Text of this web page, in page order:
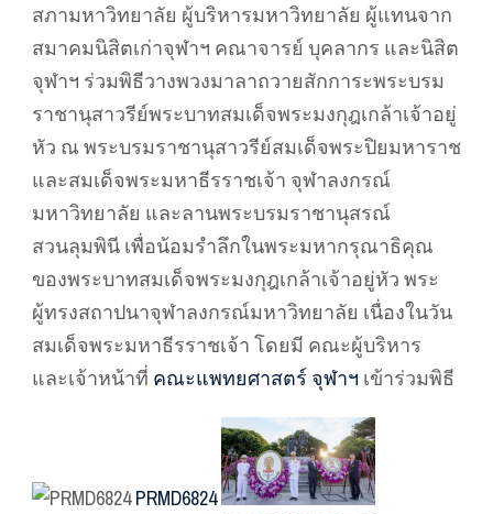
สภามหาวิทยาลัย ผู้บริหารมหาวิทยาลัย ผู้แทนจาก
สมาคมนิสิตเก่าจุฬาฯ คณาจารย์ บุคลากร และนิสิต
จุฬาฯ ร่วมพิธีวางพวงมาลาถวายสักการะพระบรม
ราชานุสาวรีย์พระบาทสมเด็จพระมงกุฎเกล้าเจ้าอยู่
หัว ณ พระบรมราชานุสาวรีย์สมเด็จพระปิยมหาราช
และสมเด็จพระมหาธีรราชเจ้า จุฬาลงกรณ์
มหาวิทยาลัย และลานพระบรมราชานุสรณ์
สวนลุมพินี เพื่อน้อมรำลึกในพระมหากรุณาธิคุณ
ของพระบาทสมเด็จพระมงกุฎเกล้าเจ้าอยู่หัว พระ
ผู้ทรงสถาปนาจุฬาลงกรณ์มหาวิทยาลัย เนื่องในวัน
สมเด็จพระมหาธีรราชเจ้า โดยมี คณะผู้บริหาร
และเจ้าหน้าที่ คณะแพทยศาสตร์ จุฬาฯ เข้าร่วมพิธี
PRMD6824